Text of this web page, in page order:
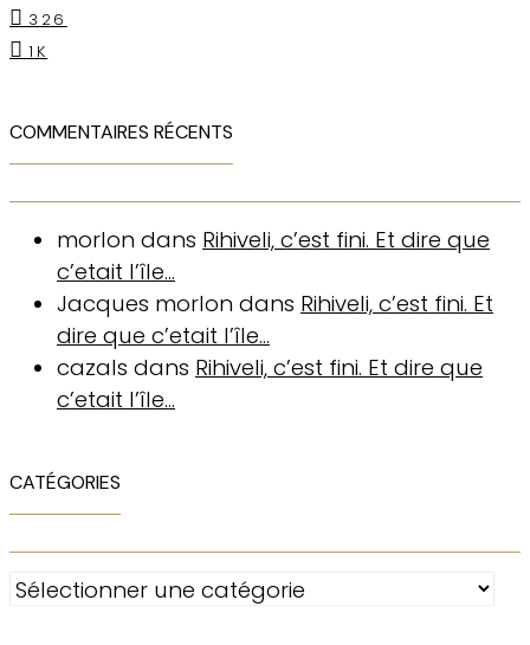
326
1K
COMMENTAIRES RÉCENTS
morlon dans Rihiveli, c’est fini. Et dire que
c’etait l’île…
Jacques morlon dans Rihiveli, c’est fini. Et
dire que c’etait l’île…
cazals dans Rihiveli, c’est fini. Et dire que
c’etait l’île…
CATÉGORIES
Catégories